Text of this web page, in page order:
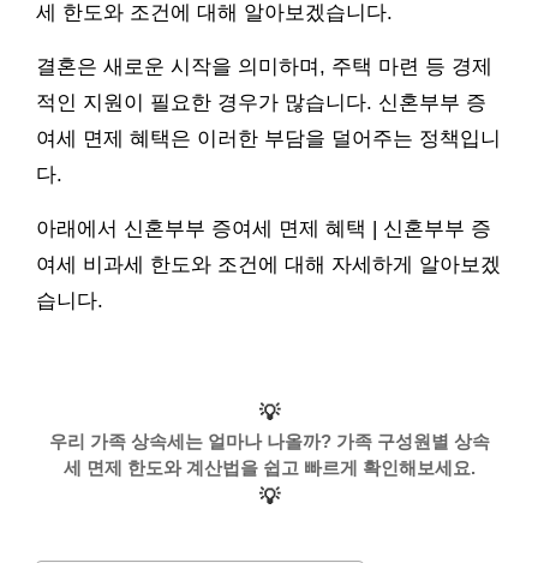
세 한도와 조건에 대해 알아보겠습니다.
결혼은 새로운 시작을 의미하며, 주택 마련 등 경제
적인 지원이 필요한 경우가 많습니다. 신혼부부 증
여세 면제 혜택은 이러한 부담을 덜어주는 정책입니
다.
아래에서 신혼부부 증여세 면제 혜택 | 신혼부부 증
여세 비과세 한도와 조건에 대해 자세하게 알아보겠
습니다.
💡
우리 가족 상속세는 얼마나 나올까? 가족 구성원별 상속
세 면제 한도와 계산법을 쉽고 빠르게 확인해보세요.
💡